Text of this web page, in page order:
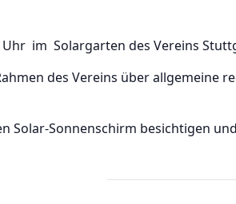
im Solargarten des Vereins
des Vereins über allgemeine
Solar-Sonnenschirm besichtigen